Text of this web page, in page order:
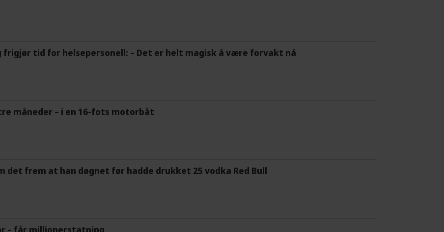
frigjør tid for helsepersonell: – Det er helt magisk å være forvakt nå
måneder – i en 16-fots motorbåt
det frem at han døgnet før hadde drukket 25 vodka Red Bull